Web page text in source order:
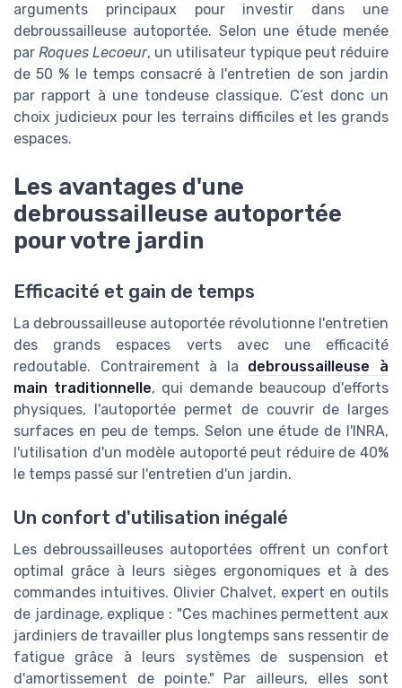
arguments principaux pour investir dans une
debroussailleuse autoportée. Selon une étude menée
par Roques Lecoeur, un utilisateur typique peut réduire
de 50 % le temps consacré à l'entretien de son jardin
par rapport à une tondeuse classique. C’est donc un
choix judicieux pour les terrains difficiles et les grands
espaces.
Les avantages d'une
debroussailleuse autoportée
pour votre jardin
Efficacité et gain de temps
La debroussailleuse autoportée révolutionne l'entretien
des grands espaces verts avec une efficacité
redoutable. Contrairement à la debroussailleuse à
main traditionnelle, qui demande beaucoup d'efforts
physiques, l'autoportée permet de couvrir de larges
surfaces en peu de temps. Selon une étude de l'INRA,
l'utilisation d'un modèle autoporté peut réduire de 40%
le temps passé sur l'entretien d'un jardin.
Un confort d'utilisation inégalé
Les debroussailleuses autoportées offrent un confort
optimal grâce à leurs sièges ergonomiques et à des
commandes intuitives. Olivier Chalvet, expert en outils
de jardinage, explique : "Ces machines permettent aux
jardiniers de travailler plus longtemps sans ressentir de
fatigue grâce à leurs systèmes de suspension et
d'amortissement de pointe." Par ailleurs, elles sont